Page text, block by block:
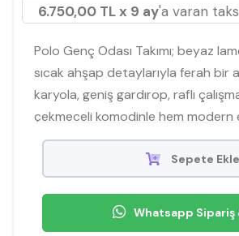
6.750,00 TL x 9 ay'a varan
Polo Genç Odası Takımı; beyaz
sıcak ahşap detaylarıyla ferah bir
karyola, geniş gardırop, raflı
çekmeceli komodinle hem
fonksiyonelliği bir arada yaşayın.
Sepete Ekle
Whatsapp Sipariş